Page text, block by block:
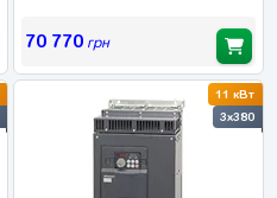
70 770грн
11 кВт
3x380